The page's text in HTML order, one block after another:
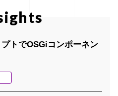
トでOSGiコンポーネン